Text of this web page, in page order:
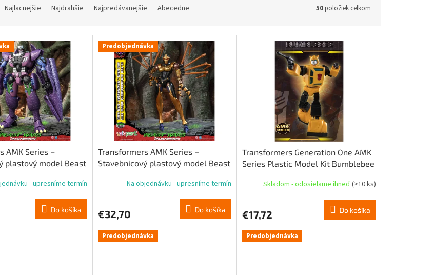
Najlacnejšie Najdrahšie Najpredávanejšie Abecedne 50položiek celkom
AMK Series –
plastový model Beast
- upresníme termín
Do košíka
Predobjednávka
Transformers AMK Series –
Stavebnicový plastový model Beast
Na objednávku - upresníme termín
€32,70 Do košíka
Transformers Generation One AMK
Series Plastic Model Kit Bumblebee
Skladom - odosielame ihneď(>10 ks)
€17,72 Do košíka
Predobjednávka Predobjednávka